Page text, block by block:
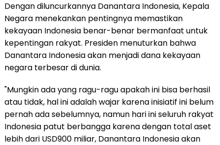
Dengan diluncurkannya Danantara Indonesia, Kepala
Negara menekankan pentingnya memastikan
kekayaan Indonesia benar-benar bermanfaat untuk
kepentingan rakyat. Presiden menuturkan bahwa
Danantara Indonesia akan menjadi dana kekayaan
negara terbesar di dunia.
"Mungkin ada yang ragu-ragu apakah ini bisa berhasil
atau tidak, hal ini adalah wajar karena inisiatif ini belum
pernah ada sebelumnya, namun hari ini seluruh rakyat
Indonesia patut berbangga karena dengan total aset
lebih dari USD900 miliar, Danantara Indonesia akan